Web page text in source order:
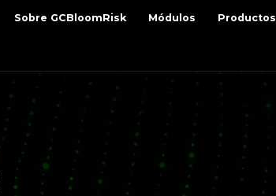
Sobre GCBloomRisk Módulos Productos